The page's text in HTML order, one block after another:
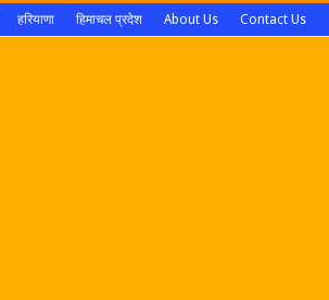
हरियाणा हिमाचल प्रदेश About Us Contact Us